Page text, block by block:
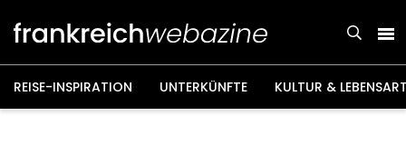
Inhalt
REISE-INSPIRATION UNTERKÜNFTE KULTUR &